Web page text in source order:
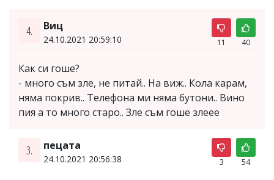
4. Виц
24.10.2021 20:59:10 11 40
Как си гоше?
- много съм зле, не питай.. На виж.. Кола карам,
няма покрив.. Телефона ми няма бутони.. Вино
пия а то много старо.. Зле съм гоше злеее
3. пецата
24.10.2021 20:56:38 3 54